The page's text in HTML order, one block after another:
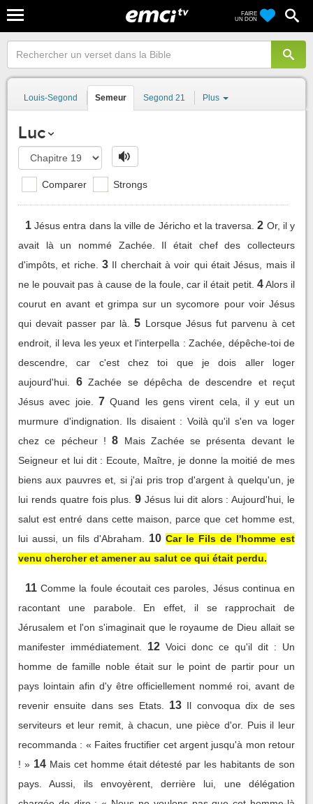
FAIRE
UN DON
Louis-Segond Semeur Segond 21 Plus
Luc
Comparer Strongs
1 Jésus entra dans la ville de Jéricho et la traversa. 2 Or, il y
avait là un nommé Zachée. Il était chef des collecteurs
d'impôts, et riche. 3 Il cherchait à voir qui était Jésus, mais il
ne le pouvait pas à cause de la foule, car il était petit. 4 Alors il
courut en avant et grimpa sur un sycomore pour voir Jésus
qui devait passer par là.
5 Lorsque Jésus fut parvenu à cet
endroit, il leva les yeux et l'interpella : Zachée, dépêche-toi de
descendre, car c'est chez toi que je dois aller loger
aujourd'hui.
6 Zachée se dépêcha de descendre et reçut
Jésus avec joie.
7 Quand les gens virent cela, il y eut un
murmure d'indignation. Ils disaient : Voilà qu'il s'en va loger
chez ce pécheur ! 8
Mais Zachée se présenta devant le
Seigneur et lui dit : Ecoute, Maître, je donne la moitié de mes
biens aux pauvres et, si j'ai pris trop d'argent à quelqu'un, je
lui rends quatre fois plus. 9 Jésus lui dit alors : Aujourd'hui, le
salut est entré dans cette maison, parce que cet homme est,
lui aussi, un fils d'Abraham.
10 Car le Fils de l'homme est
venu chercher et amener au salut ce qui était perdu.
11 Comme la foule écoutait ces paroles, Jésus continua en
racontant une parabole. En effet, il se rapprochait de
Jérusalem et l'on s'imaginait que le royaume de Dieu allait se
manifester immédiatement.
12 Voici donc ce qu'il dit : Un
homme de famille noble était sur le point de partir pour un
pays lointain afin d'y être officiellement nommé roi, avant de
revenir ensuite dans ses Etats.
13 Il convoqua dix de ses
serviteurs et leur remit, à chacun, une pièce d'or. Puis il leur
recommanda : « Faites fructifier cet argent jusqu'à mon retour
! » 14 Mais cet homme était détesté par les habitants de son
pays. Aussi, ils envoyèrent, derrière lui, une délégation